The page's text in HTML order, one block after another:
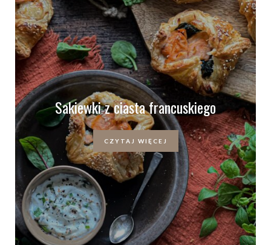
Sakiewki z ciasta francuskiego
CZYTAJ WIĘCEJ